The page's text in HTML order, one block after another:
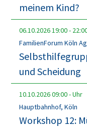
meinem Kind?
06.10.202619:00-
FamilienForum Köln
und Scheidung
10.10.202609:00-Uhr
Hauptbahnhof, Köln
Workshop 12: